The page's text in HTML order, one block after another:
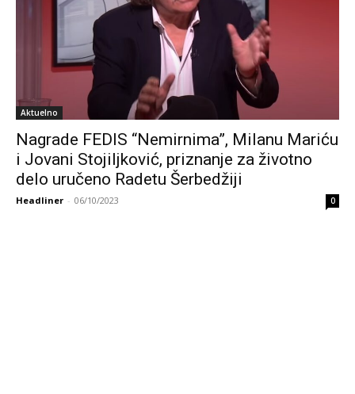
Aktuelno
Nagrade FEDIS “Nemirnima”, Milanu Mariću
i Jovani Stojiljković, priznanje za životno
delo uručeno Radetu Šerbedžiji
Headliner - 06/10/2023 0